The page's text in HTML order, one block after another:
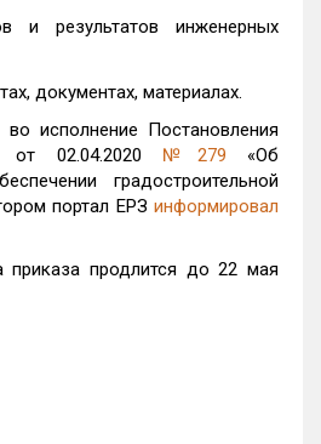
и результатов инженерных
документах, материалах.
во исполнение Постановления
от 02.04.2020 №279 «Об
градостроительной
портал ЕРЗ информировал
приказа продлится до 22 мая